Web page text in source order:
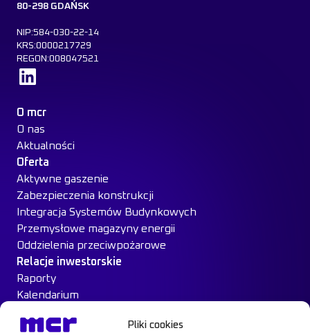
Pliki cookies
80-298 GDAŃSK
NIP:584-030-22-14
KRS:0000217729
REGON:008047521
O mcr
O nas
Aktualności
Oferta
Aktywne gaszenie
Zabezpieczenia konstrukcji
Integracja Systemów Budynkowych
Przemysłowe magazyny energii
Oddzielenia przeciwpożarowe
Relacje inwestorskie
Raporty
Kalendarium
Materiały inwestorskie